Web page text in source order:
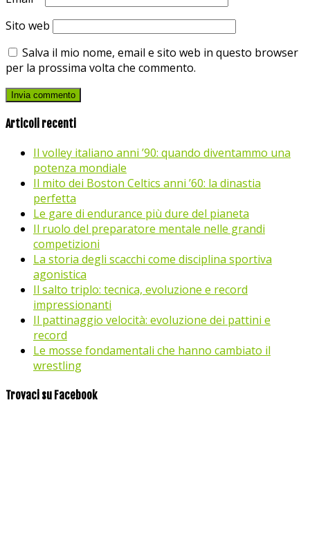
Sito web
Salva il mio nome, email e sito web in questo browser
per la prossima volta che commento.
Articoli recenti
Il volley italiano anni ’90: quando diventammo una
potenza mondiale
Il mito dei Boston Celtics anni ’60: la dinastia
perfetta
Le gare di endurance più dure del pianeta
Il ruolo del preparatore mentale nelle grandi
competizioni
La storia degli scacchi come disciplina sportiva
agonistica
Il salto triplo: tecnica, evoluzione e record
impressionanti
Il pattinaggio velocità: evoluzione dei pattini e
record
Le mosse fondamentali che hanno cambiato il
wrestling
Trovaci su Facebook